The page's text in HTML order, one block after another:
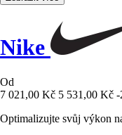
Nike
Od
7 021,00 Kč 5 531,00 Kč -
Optimalizujte svůj výkon